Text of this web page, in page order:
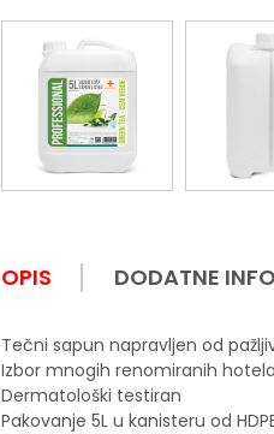
OPIS DODATNE
Tečni sapun napravljen od
Izbor mnogih renomiranih
Dermatološki testiran
Pakovanje 5L u kanisteru od